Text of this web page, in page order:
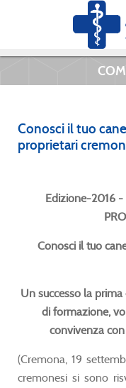
Conosci il tuo
proprietari
Edizione-2016 -
Conosci il tuo
Un successo la
di formazione,
convivenza
(Cremona, 19
cremonesi si sono